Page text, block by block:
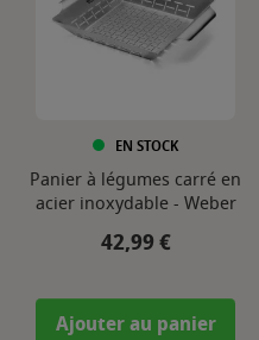
EN STOCK
Panier à légumes carré en
acier inoxydable - Weber
Prix
42,99 €
Ajouter au panier